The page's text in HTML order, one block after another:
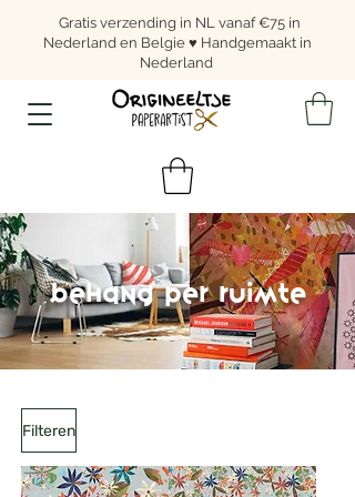
Gratis verzending in NL vanaf €75 in
Nederland en Belgie ♥ Handgemaakt in
Nederland
Behang per ruimte
Filteren